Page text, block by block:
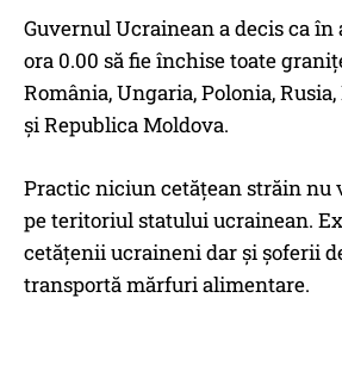
Guvernul Ucrainean a decis ca în
ora 0.00 să fie închise toate
România, Ungaria, Polonia,
și Republica Moldova.
Practic niciun cetățean străin nu
pe teritoriul statului ucrainean.
cetățenii ucraineni dar și șoferii
transportă mărfuri alimentare.